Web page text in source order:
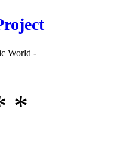
World -
*